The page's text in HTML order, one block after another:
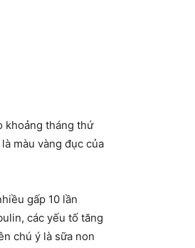
khoảng tháng thứ
màu vàng đục của
gấp 10 lần
các yếu tố tăng
chú ý là sữa non